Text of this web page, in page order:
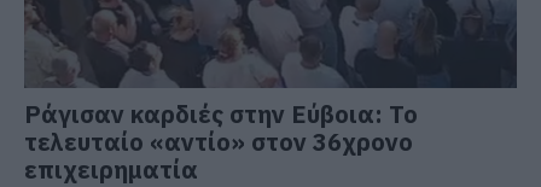
Ράγισαν καρδιές στην Εύβοια: Το
τελευταίο «αντίο» στον 36χρονο
επιχειρηματία